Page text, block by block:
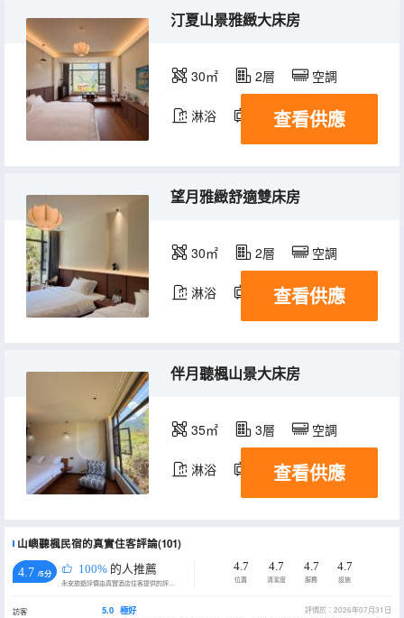
汀夏山景雅緻大床房
30㎡ 2層 空調
淋浴 電視機
查看供應
望月雅緻舒適雙床房
30㎡ 2層 空調
淋浴 電視機
查看供應
伴月聽楓山景大床房
35㎡ 3層 空調
淋浴 電視機
查看供應
山嶼聽楓民宿的真實住客評論(101)
4.7 /5分 100% 的人推薦
永安旅遊評價由真實酒店住客提供的評價。
4.7
位置
4.7
清潔度
4.7
服務
4.7
設施
訪客
5.0 極好
評價於：2026年07月31日